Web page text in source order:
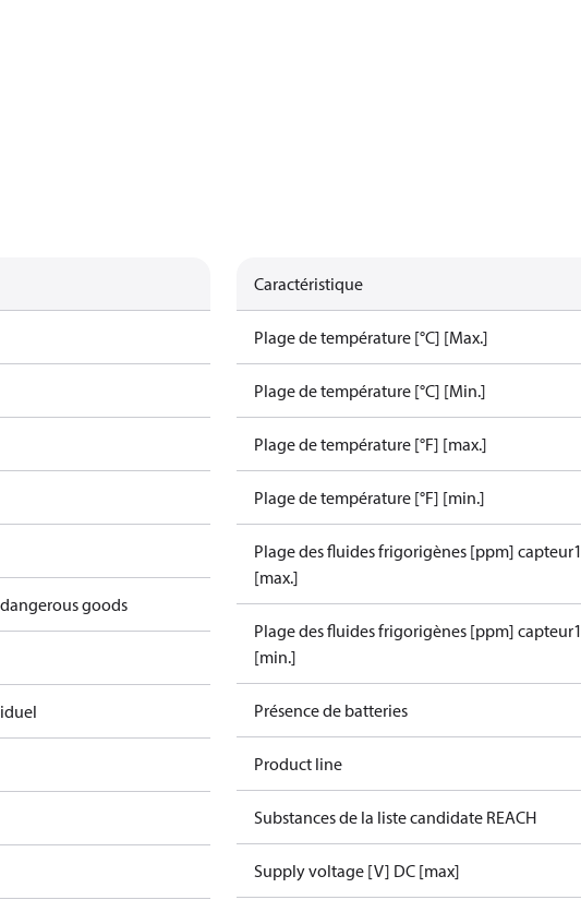
goods
Caractéristique
Plage de température [°C] [Max.]
Plage de température [°C] [Min.]
Plage de température [°F] [max.]
Plage de température [°F] [min.]
Plage des fluides frigorigènes [ppm] capteur1
[max.]
Plage des fluides frigorigènes [ppm] capteur1
[min.]
Présence de batteries
Product line
Substances de la liste candidate REACH
Supply voltage [V] DC [max]